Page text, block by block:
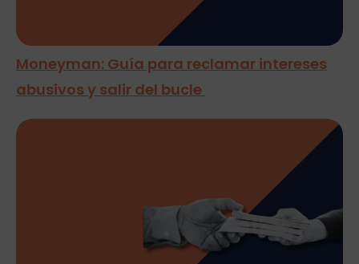
Moneyman: Guía para reclamar intereses
abusivos y salir del bucle